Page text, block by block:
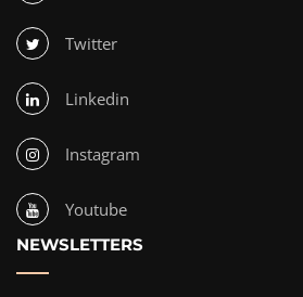
Twitter
Linkedin
Instagram
Youtube
NEWSLETTERS